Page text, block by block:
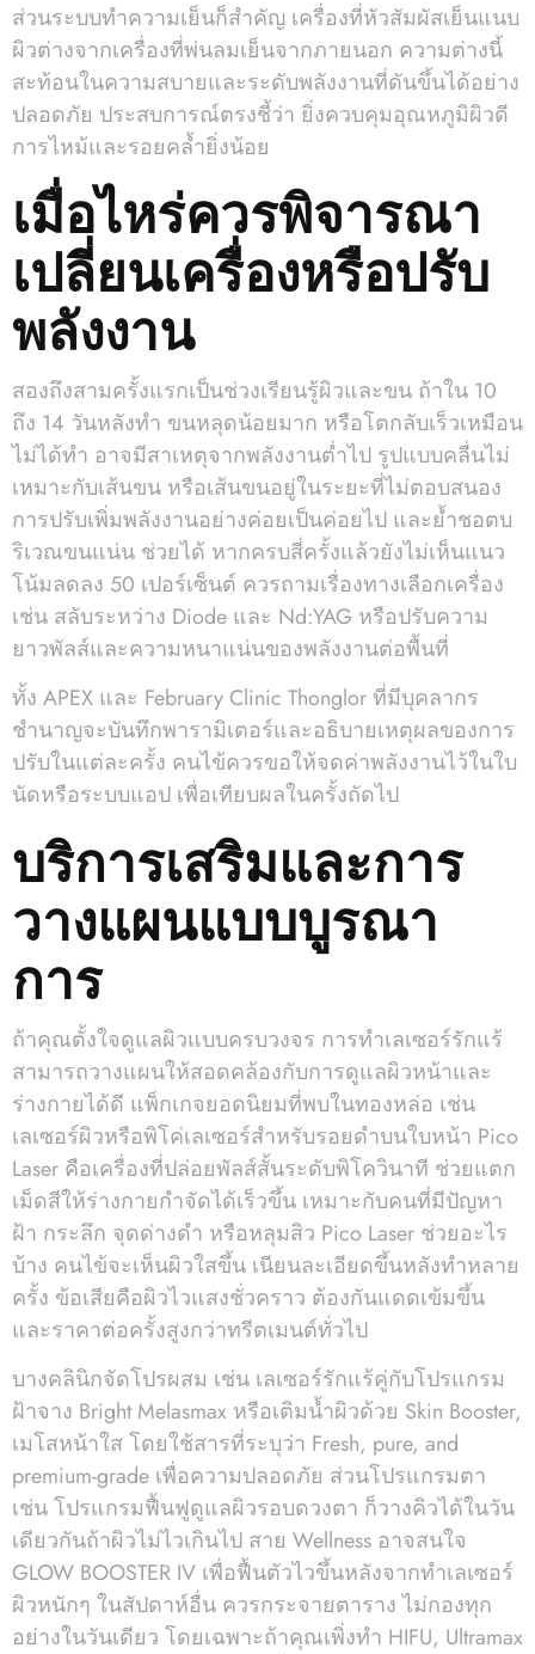
ส่วนระบบทำความเย็นก็สำคัญ เครื่องที่หัวสัมผัสเย็นแนบ
ผิวต่างจากเครื่องที่พ่นลมเย็นจากภายนอก ความต่างนี้
สะท้อนในความสบายและระดับพลังงานที่ดันขึ้นได้อย่าง
ปลอดภัย ประสบการณ์ตรงชี้ว่า ยิ่งควบคุมอุณหภูมิผิวดี
การไหม้และรอยคล้ำยิ่งน้อย
เมื่อไหร่ควรพิจารณา
เปลี่ยนเครื่องหรือปรับ
พลังงาน
สองถึงสามครั้งแรกเป็นช่วงเรียนรู้ผิวและขน ถ้าใน 10
ถึง 14 วันหลังทำ ขนหลุดน้อยมาก หรือโตกลับเร็วเหมือน
ไม่ได้ทำ อาจมีสาเหตุจากพลังงานต่ำไป รูปแบบคลื่นไม่
เหมาะกับเส้นขน หรือเส้นขนอยู่ในระยะที่ไม่ตอบสนอง
การปรับเพิ่มพลังงานอย่างค่อยเป็นค่อยไป และย้ำชอตบ
ริเวณขนแน่น ช่วยได้ หากครบสี่ครั้งแล้วยังไม่เห็นแนว
โน้มลดลง 50 เปอร์เซ็นต์ ควรถามเรื่องทางเลือกเครื่อง
เช่น สลับระหว่าง Diode และ Nd:YAG หรือปรับความ
ยาวพัลส์และความหนาแน่นของพลังงานต่อพื้นที่
ทั้ง APEX และ February Clinic Thonglor ที่มีบุคลากร
ชำนาญจะบันทึกพารามิเตอร์และอธิบายเหตุผลของการ
ปรับในแต่ละครั้ง คนไข้ควรขอให้จดค่าพลังงานไว้ในใบ
นัดหรือระบบแอป เพื่อเทียบผลในครั้งถัดไป
บริการเสริมและการ
วางแผนแบบบูรณา
การ
ถ้าคุณตั้งใจดูแลผิวแบบครบวงจร การทำเลเซอร์รักแร้
สามารถวางแผนให้สอดคล้องกับการดูแลผิวหน้าและ
ร่างกายได้ดี แพ็กเกจยอดนิยมที่พบในทองหล่อ เช่น
เลเซอร์ผิวหรือพิโค่เลเซอร์สำหรับรอยดำบนใบหน้า Pico
Laser คือเครื่องที่ปล่อยพัลส์สั้นระดับพิโควินาที ช่วยแตก
เม็ดสีให้ร่างกายกำจัดได้เร็วขึ้น เหมาะกับคนที่มีปัญหา
ฝ้า กระลึก จุดด่างดำ หรือหลุมสิว Pico Laser ช่วยอะไร
บ้าง คนไข้จะเห็นผิวใสขึ้น เนียนละเอียดขึ้นหลังทำหลาย
ครั้ง ข้อเสียคือผิวไวแสงชั่วคราว ต้องกันแดดเข้มขึ้น
และราคาต่อครั้งสูงกว่าทรีตเมนต์ทั่วไป
บางคลินิกจัดโปรผสม เช่น เลเซอร์รักแร้คู่กับโปรแกรม
ฝ้าจาง Bright Melasmax หรือเติมน้ำผิวด้วย Skin Booster,
เมโสหน้าใส โดยใช้สารที่ระบุว่า Fresh, pure, and
premium-grade เพื่อความปลอดภัย ส่วนโปรแกรมตา
เช่น โปรแกรมฟื้นฟูดูแลผิวรอบดวงตา ก็วางคิวได้ในวัน
เดียวกันถ้าผิวไม่ไวเกินไป สาย Wellness อาจสนใจ
GLOW BOOSTER IV เพื่อฟื้นตัวไวขึ้นหลังจากทำเลเซอร์
ผิวหนักๆ ในสัปดาห์อื่น ควรกระจายตาราง ไม่กองทุก
อย่างในวันเดียว โดยเฉพาะถ้าคุณเพิ่งทำ HIFU, Ultramax